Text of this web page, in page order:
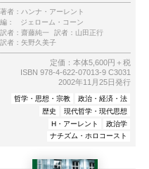
著者： ハンナ・アーレント
編：
ジェローム・コーン
訳者： 齋藤純一 訳者： 山田正行
訳者： 矢野久美子
定価：本体5,600円＋税
ISBN 978-4-622-07013-9 C3031
2002年11月25日発行
哲学・思想・宗教
政治・経済・法
歴史
現代哲学・現代思想
H・アーレント
政治学
ナチズム・ホロコースト